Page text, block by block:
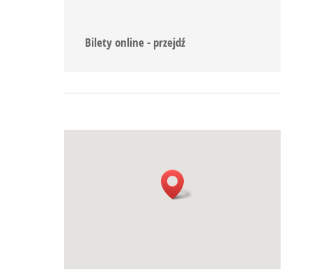
Bilety online - przejdź